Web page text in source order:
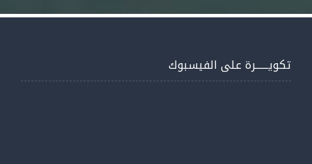
تكويــــــرة على الفيسبوك